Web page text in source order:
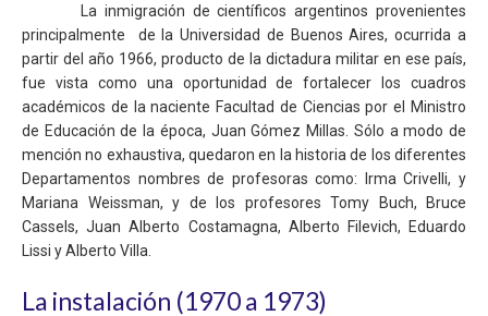
La inmigración de científicos argentinos provenientes
principalmente de la Universidad de Buenos Aires, ocurrida a
partir del año 1966, producto de la dictadura militar en ese país,
fue vista como una oportunidad de fortalecer los cuadros
académicos de la naciente Facultad de Ciencias por el Ministro
de Educación de la época, Juan Gómez Millas. Sólo a modo de
mención no exhaustiva, quedaron en la historia de los diferentes
Departamentos nombres de profesoras como: Irma Crivelli, y
Mariana Weissman, y de los profesores Tomy Buch, Bruce
Cassels, Juan Alberto Costamagna, Alberto Filevich, Eduardo
Lissi y Alberto Villa.
La instalación (1970 a 1973)